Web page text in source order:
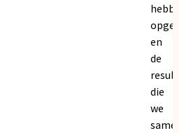
en
de
die
we